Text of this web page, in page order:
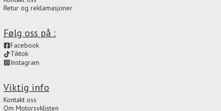
Viktig info
Kontakt oss
Om Motorsyklisten
Følg oss på :
Facebook
Tiktok
Instagram
Retur og reklamasjoner